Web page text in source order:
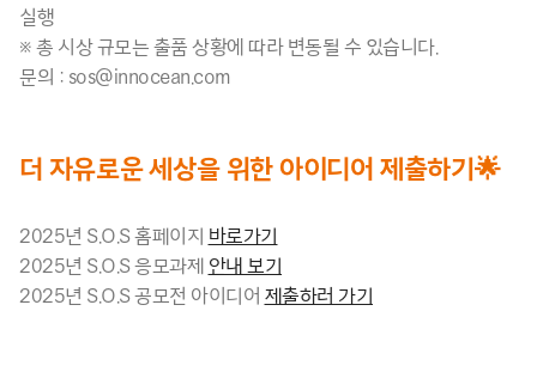
실행
※ 총 시상 규모는 출품 상황에 따라 변동될 수 있습니다.
문의 : sos@innocean.com
더 자유로운 세상을 위한 아이디어 제출하기🌟
2025년 S.O.S 홈페이지 바로가기
2025년 S.O.S 응모과제 안내 보기
2025년 S.O.S 공모전 아이디어 제출하러 가기